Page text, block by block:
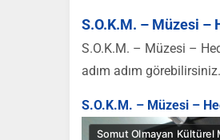
S.O.K.M. – Müzesi –
S.O.K.M. – Müzesi –
adım adım görebilirsiniz.
S.O.K.M. – Müzesi –